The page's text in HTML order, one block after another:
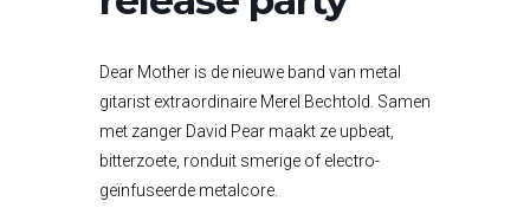
Dear Mother is de nieuwe band van metal
gitarist extraordinaire Merel Bechtold. Samen
met zanger David Pear maakt ze upbeat,
bitterzoete, ronduit smerige of electro-
geïnfuseerde metalcore.